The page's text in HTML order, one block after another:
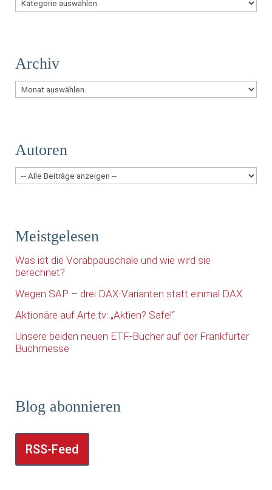
Archiv
Archiv
Autoren
Meistgelesen
Was ist die Vorabpauschale und wie wird sie
berechnet?
Wegen SAP – drei DAX-Varianten statt einmal DAX
Aktionäre auf Arte.tv: „Aktien? Safe!“
Unsere beiden neuen ETF-Bücher auf der Frankfurter
Buchmesse
Blog abonnieren
RSS-Feed